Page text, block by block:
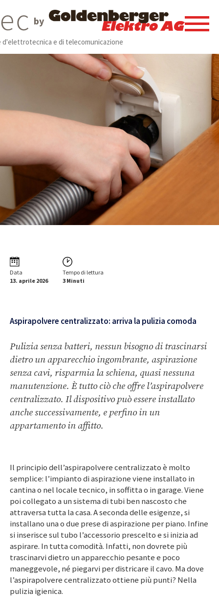
by
d'elettrotecnica e di telecomunicazione
Data
13. aprile 2026
Tempo di lettura
3 Minuti
Aspirapolvere centralizzato: arriva la pulizia comoda
Pulizia senza batteri, nessun bisogno di trascinarsi
dietro un apparecchio ingombrante, aspirazione
senza cavi, risparmia la schiena, quasi nessuna
manutenzione. È tutto ciò che offre l’aspirapolvere
centralizzato. Il dispositivo può essere installato
anche successivamente, e perfino in un
appartamento in affitto.
Il principio dell’aspirapolvere centralizzato è molto
semplice: l’impianto di aspirazione viene installato in
cantina o nel locale tecnico, in soffitta o in garage. Viene
poi collegato a un sistema di tubi ben nascosto che
attraversa tutta la casa. A seconda delle esigenze, si
installano una o due prese di aspirazione per piano. Infine
si inserisce sul tubo l’accessorio prescelto e si inizia ad
aspirare. In tutta comodità. Infatti, non dovrete più
trascinarvi dietro un apparecchio pesante e poco
maneggevole, né piegarvi per districare il cavo. Ma dove
l’aspirapolvere centralizzato ottiene più punti? Nella
pulizia igienica.